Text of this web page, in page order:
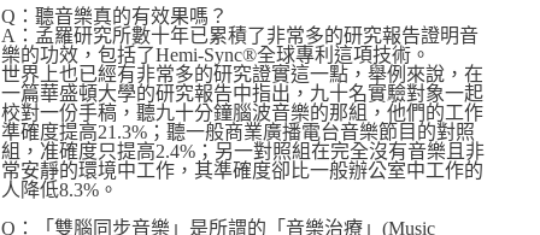
Q：聽音樂真的有效果嗎？
A：孟羅研究所數十年已累積了非常多的研究報告證明音
樂的功效，包括了Hemi-Sync®全球專利這項技術。
世界上也已經有非常多的研究證實這一點，舉例來說，在
一篇華盛頓大學的研究報告中指出，九十名實驗對象一起
校對一份手稿，聽九十分鐘腦波音樂的那組，他們的工作
準確度提高21.3%；聽一般商業廣播電台音樂節目的對照
組，准確度只提高2.4%；另一對照組在完全沒有音樂且非
常安靜的環境中工作，其準確度卻比一般辦公室中工作的
人降低8.3%。
Q：「雙腦同步音樂」是所謂的「音樂治療」(Music